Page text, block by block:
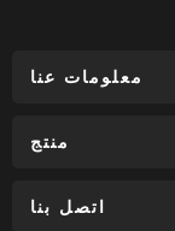
معلومات عنا
منتج
اتصل بنا